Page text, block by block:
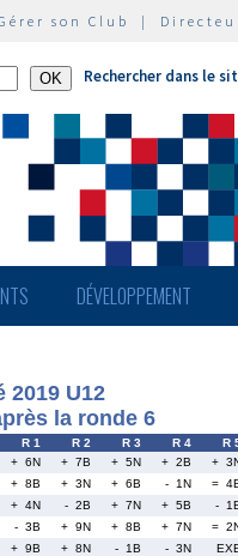
son Club |
Rechercher dans le
DÉVELOPPEMENT
2019 U12
la ronde 6
R 1 R 2 R 3 R 4 R
+ 6N + 7B + 5N + 2B +
+ 8B + 3N + 6B - 1N =
+ 4N - 2B + 7N + 5B -
- 3B + 9N + 8B + 7N =
+ 9B + 8N - 1B - 3N